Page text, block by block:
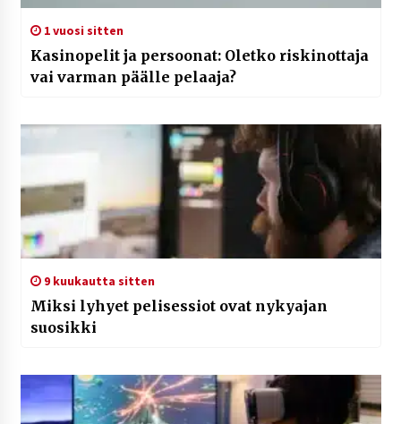
1 vuosi sitten
Kasinopelit ja persoonat: Oletko riskinottaja
vai varman päälle pelaaja?
9 kuukautta sitten
Miksi lyhyet pelisessiot ovat nykyajan
suosikki